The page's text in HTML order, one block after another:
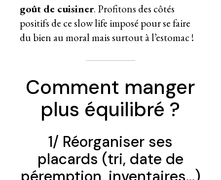
goût de cuisiner. Profitons des côtés
positifs de ce slow life imposé pour se faire
du bien au moral mais surtout à l’estomac !
Comment manger
plus équilibré ?
1/ Réorganiser ses
placards (tri, date de